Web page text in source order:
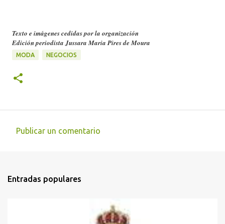
Texto e imágenes cedidas por la organización
Edición periodista Jussara Maria Pires de Moura
MODA NEGOCIOS
e
Publicar un comentario
Entradas populares